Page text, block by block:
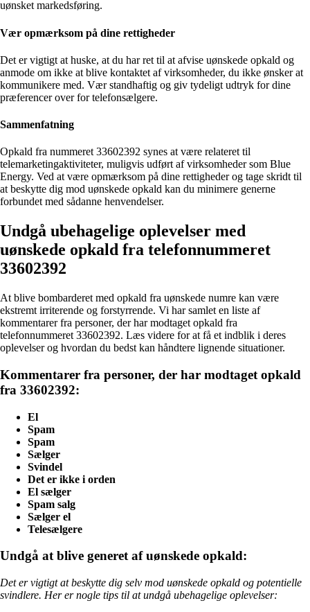
uønsket markedsføring.
Vær opmærksom på dine rettigheder
Det er vigtigt at huske, at du har ret til at afvise uønskede opkald og
anmode om ikke at blive kontaktet af virksomheder, du ikke ønsker at
kommunikere med. Vær standhaftig og giv tydeligt udtryk for dine
præferencer over for telefonsælgere.
Sammenfatning
Opkald fra nummeret 33602392 synes at være relateret til
telemarketingaktiviteter, muligvis udført af virksomheder som Blue
Energy. Ved at være opmærksom på dine rettigheder og tage skridt til
at beskytte dig mod uønskede opkald kan du minimere generne
forbundet med sådanne henvendelser.
Undgå ubehagelige oplevelser med
uønskede opkald fra telefonnummeret
33602392
At blive bombarderet med opkald fra uønskede numre kan være
ekstremt irriterende og forstyrrende. Vi har samlet en liste af
kommentarer fra personer, der har modtaget opkald fra
telefonnummeret 33602392. Læs videre for at få et indblik i deres
oplevelser og hvordan du bedst kan håndtere lignende situationer.
Kommentarer fra personer, der har modtaget opkald
fra 33602392:
El
Spam
Spam
Sælger
Svindel
Det er ikke i orden
El sælger
Spam salg
Sælger el
Telesælgere
Undgå at blive generet af uønskede opkald:
Det er vigtigt at beskytte dig selv mod uønskede opkald og potentielle
svindlere. Her er nogle tips til at undgå ubehagelige oplevelser: